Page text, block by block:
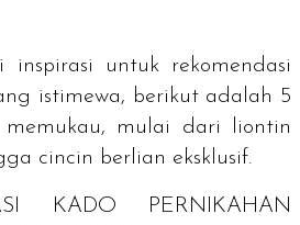
inspirasi untuk rekomendasi
istimewa, berikut adalah 5
memukau, mulai dari liontin
cincin berlian eksklusif.
KADO PERNIKAHAN